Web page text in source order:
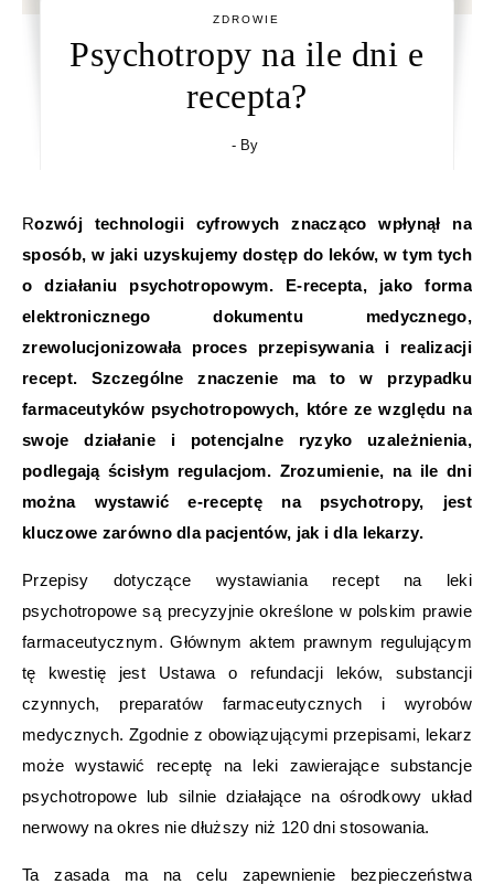
ZDROWIE
Psychotropy na ile dni e
recepta?
- By
Rozwój technologii cyfrowych znacząco wpłynął na
sposób, w jaki uzyskujemy dostęp do leków, w tym tych
o działaniu psychotropowym. E-recepta, jako forma
elektronicznego dokumentu medycznego,
zrewolucjonizowała proces przepisywania i realizacji
recept. Szczególne znaczenie ma to w przypadku
farmaceutyków psychotropowych, które ze względu na
swoje działanie i potencjalne ryzyko uzależnienia,
podlegają ścisłym regulacjom. Zrozumienie, na ile dni
można wystawić e-receptę na psychotropy, jest
kluczowe zarówno dla pacjentów, jak i dla lekarzy.
Przepisy dotyczące wystawiania recept na leki
psychotropowe są precyzyjnie określone w polskim prawie
farmaceutycznym. Głównym aktem prawnym regulującym
tę kwestię jest Ustawa o refundacji leków, substancji
czynnych, preparatów farmaceutycznych i wyrobów
medycznych. Zgodnie z obowiązującymi przepisami, lekarz
może wystawić receptę na leki zawierające substancje
psychotropowe lub silnie działające na ośrodkowy układ
nerwowy na okres nie dłuższy niż 120 dni stosowania.
Ta zasada ma na celu zapewnienie bezpieczeństwa